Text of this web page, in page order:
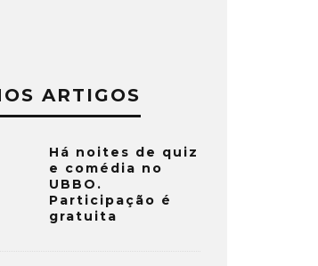
ARTIGOS
Há noites de quiz
e comédia no
UBBO.
Participação é
gratuita